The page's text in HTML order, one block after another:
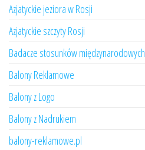
Azjatyckie jeziora w Rosji
Azjatyckie szczyty Rosji
Badacze stosunków międzynarodowych
Balony Reklamowe
Balony z Logo
Balony z Nadrukiem
balony-reklamowe.pl